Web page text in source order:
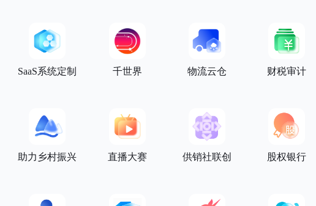
SaaS系统定制 千世界 物流云仓 财税审计
助力乡村振兴 直播大赛 供销社联创 股权银行